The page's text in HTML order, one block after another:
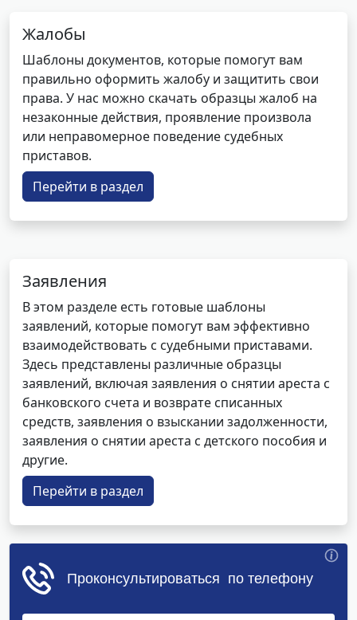
Жалобы
Шаблоны документов, которые помогут вам
правильно оформить жалобу и защитить свои
права. У нас можно скачать образцы жалоб на
незаконные действия, проявление произвола
или неправомерное поведение судебных
приставов.
Перейти в раздел
Заявления
В этом разделе есть готовые шаблоны
заявлений, которые помогут вам эффективно
взаимодействовать с судебными приставами.
Здесь представлены различные образцы
заявлений, включая заявления о снятии ареста с
банковского счета и возврате списанных
средств, заявления о взыскании задолженности,
заявления о снятии ареста с детского пособия и
другие.
Перейти в раздел